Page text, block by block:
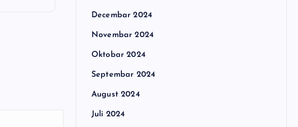
Decembar 2024
Novembar 2024
Oktobar 2024
Septembar 2024
August 2024
Juli 2024